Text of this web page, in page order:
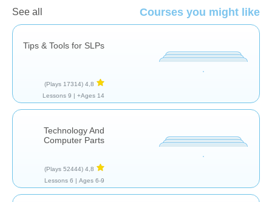
Courses you might like
See all
Tips & Tools for SLPs
4,8
(17314 Plays)
Ages 14+ |
9 Lessons
Technology And
Computer Parts
4,8
(52444 Plays)
Ages 6-9 |
6 Lessons